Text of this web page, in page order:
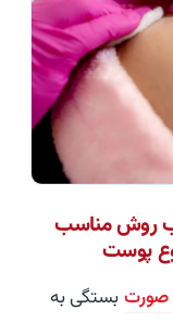
روش مناسب
پوست
صورتبستگی به